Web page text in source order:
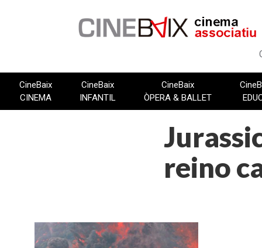
CineBaix
CINEMA
CineBaix
INFANTIL
CineBaix
ÒPERA & BALLET
reino